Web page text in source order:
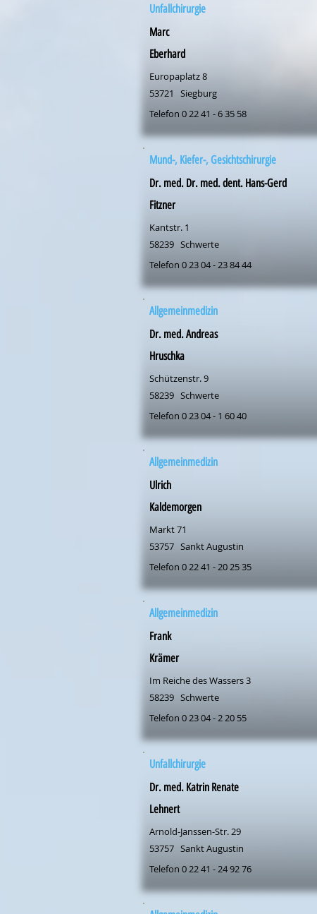
Unfallchirurgie
Marc
Eberhard
Europaplatz 8
53721
Siegburg
Telefon 0 22 41 - 6 35 58
Mund-, Kiefer-, Gesichtschirurgie
Dr. med. Dr. med. dent. Hans-Gerd
Fitzner
Kantstr. 1
58239 Schwerte
Telefon 0 23 04 - 23 84 44
Allgemeinmedizin
Dr. med. Andreas
Hruschka
Schützenstr. 9
58239 Schwerte
Telefon 0 23 04 - 1 60 40
Allgemeinmedizin
Ulrich
Kaldemorgen
Markt 71
53757 Sankt Augustin
Telefon 0 22 41 - 20 25 35
Allgemeinmedizin
Frank
Krämer
Im Reiche des Wassers 3
58239 Schwerte
Telefon 0 23 04 - 2 20 55
Unfallchirurgie
Dr. med. Katrin Renate
Lehnert
Arnold-Janssen-Str. 29
53757 Sankt Augustin
Telefon 0 22 41 - 24 92 76